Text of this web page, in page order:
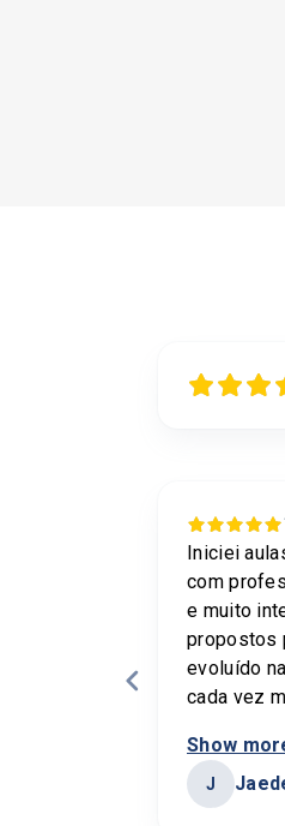
Iniciei
com
e muito
propostos
evoluído
cada vez
Show
J